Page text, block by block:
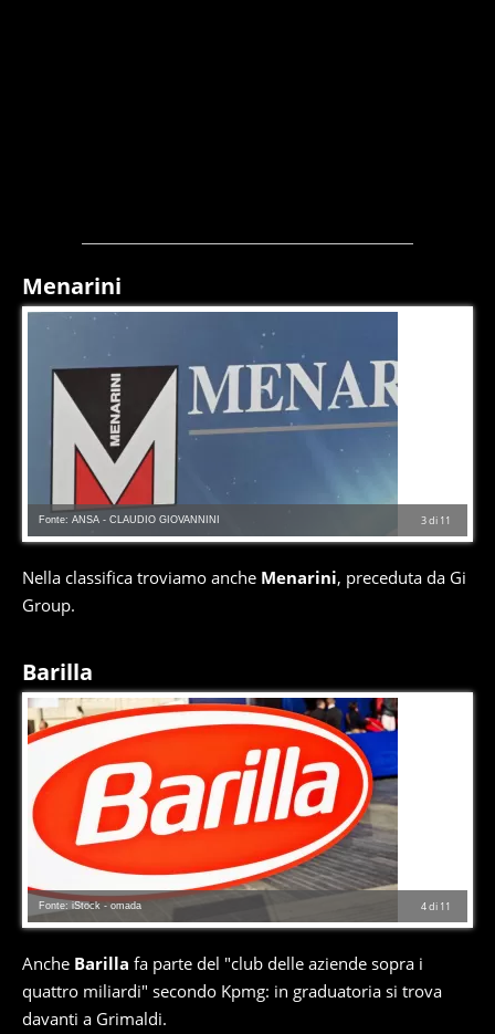
Menarini
3di 11
Fonte: ANSA - CLAUDIO GIOVANNINI
Nella classifica troviamo anche Menarini, preceduta da Gi
Group.
Barilla
4di 11
Fonte: iStock - omada
Anche Barilla fa parte del "club delle aziende sopra i
quattro miliardi" secondo Kpmg: in graduatoria si trova
davanti a Grimaldi.